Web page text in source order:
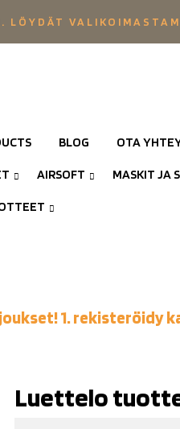
LÖYDÄT
BLOG OTA
AIRSOFT MASKIT JA
1. rekisteröidy
Luettelo